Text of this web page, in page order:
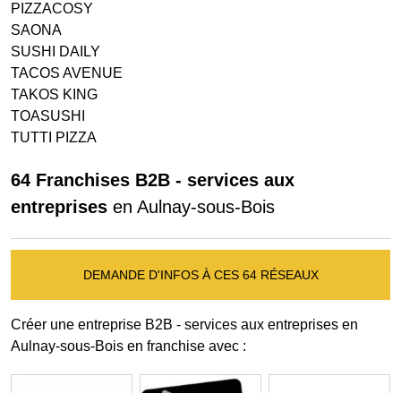
PIZZACOSY
SAONA
SUSHI DAILY
TACOS AVENUE
TAKOS KING
TOASUSHI
TUTTI PIZZA
64 Franchises B2B - services aux
entreprises en Aulnay-sous-Bois
DEMANDE D'INFOS À CES 64 RÉSEAUX
Créer une entreprise B2B - services aux entreprises en
Aulnay-sous-Bois en franchise avec :